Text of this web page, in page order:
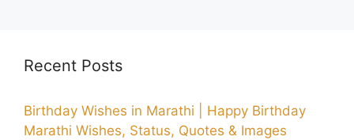
Recent Posts
Birthday Wishes in Marathi | Happy Birthday
Marathi Wishes, Status, Quotes & Images